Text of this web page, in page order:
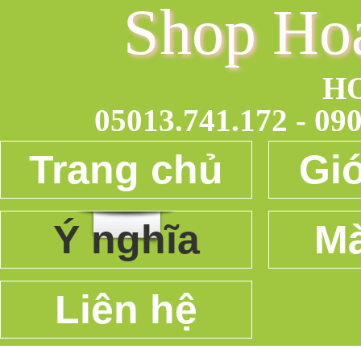
05013.741.172 -
Shop
Trang chủ
Ý nghĩa
Liên hệ